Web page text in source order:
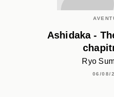
Ashidaka -
Ryo
06/08/